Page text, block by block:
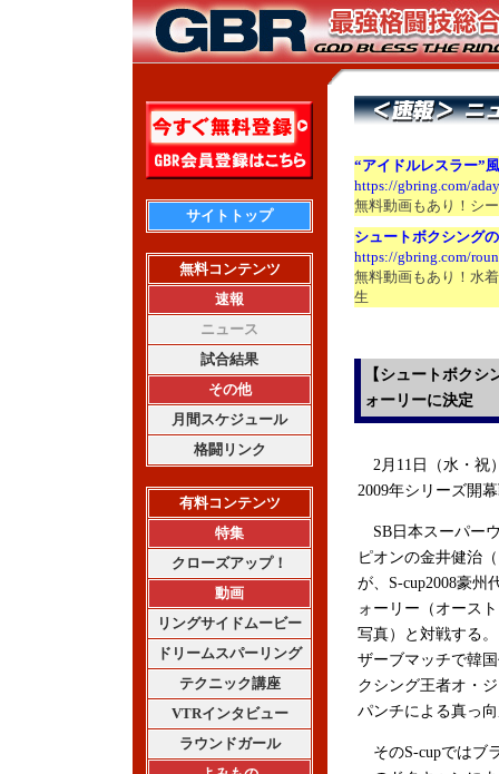
サイトトップ
無料コンテンツ
速報
ニュース
試合結果
その他
月間スケジュール
格闘リンク
有料コンテンツ
特集
クローズアップ！
動画
リングサイドムービー
ドリームスパーリング
テクニック講座
VTRインタビュー
ラウンドガール
“アイドルレスラー”
https://gbring.com/
無料動画もあり！シ
シュートボクシング
https://gbring.com/
無料動画もあり！水
生
【シュートボク
ォーリーに決定
2月11日（水・祝
2009年シリーズ開
SB日本スーパー
ピオンの金井健治
が、S-cup2008豪州
ォーリー（オース
写真）と対戦する
ザーブマッチで韓
クシング王者オ・
パンチによる真っ
そのS-cupではブ